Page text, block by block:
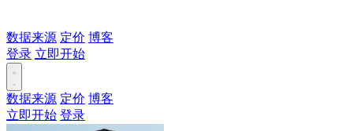
数据来源 定价 博客
登录 立即开始
数据来源 定价 博客
立即开始 登录